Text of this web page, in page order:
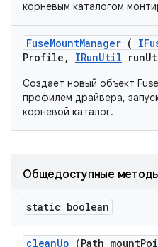
корневым каталогом
FuseMountManager (
Profile , IRunUtil run
Создает новый объект
профилем драйвера,
корневой каталог.
Общедоступные
static boolean
cleanUp (Path mount